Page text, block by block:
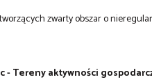
zwarty obszar o
- Tereny aktywności